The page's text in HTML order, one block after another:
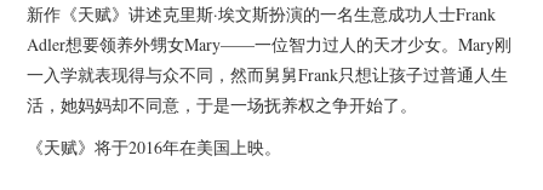
新作《天赋》讲述克里斯·埃文斯扮演的一名生意成功人士Frank
Adler想要领养外甥女Mary——一位智力过人的天才少女。Mary刚
一入学就表现得与众不同，然而舅舅Frank只想让孩子过普通人生
活，她妈妈却不同意，于是一场抚养权之争开始了。
《天赋》将于2016年在美国上映。